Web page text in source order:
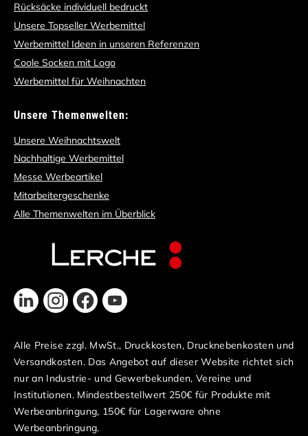
Rücksäcke individuell bedruckt
Unsere Topseller Werbemittel
Werbemittel Ideen in unseren Referenzen
Coole Socken mit Logo
Werbemittel für Weihnachten
Unsere Themenwelten:
Unsere Weihnachtswelt
Nachhaltige Werbemittel
Messe Werbeartikel
Mitarbeitergeschenke
Alle Themenwelten im Überblick
Alle Preise zzgl. MwSt., Druckkosten, Drucknebenkosten und
Versandkosten. Das Angebot auf dieser Website richtet sich
nur an Industrie- und Gewerbekunden, Vereine und
Institutionen. Mindestbestellwert 250€ für Produkte mit
Werbeanbringung, 150€ für Lagerware ohne
Werbeanbringung.